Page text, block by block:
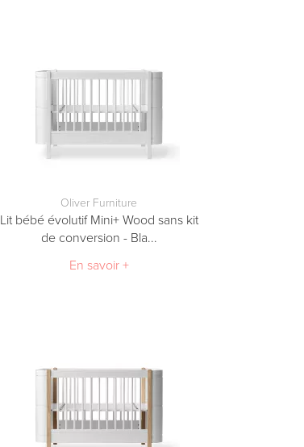
Oliver Furniture
Lit bébé évolutif Mini+ Wood sans kit
de conversion - Bla...
En savoir +